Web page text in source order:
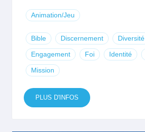
Animation/Jeu
Bible Discernement Diversité
Engagement Foi Identité
Mission
PLUS D'INFOS